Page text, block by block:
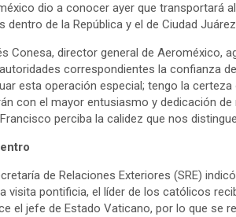
dio a conocer ayer que transportará
dentro de la República y el de Ciudad
Conesa, director general de Aeroméxico,
correspondientes la confianza
esta operación especial; tengo la
con el mayor entusiasmo y dedicación de
perciba la calidez que nos
de Relaciones Exteriores (SRE)
visita pontificia, el líder de los católicos
el jefe de Estado Vaticano, por lo que se